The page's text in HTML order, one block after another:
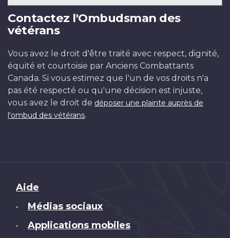
Contactez l'Ombudsman des
vétérans
Vous avez le droit d'être traité avec respect, dignité,
équité et courtoisie par Anciens Combattants
Canada. Si vous estimez que l'un de vos droits n'a
pas été respecté ou qu'une décision est injuste,
vous avez le droit de déposer une plainte auprès de
l'ombud des vétérans.
Brand
Aide
• Médias sociaux
• Applications mobiles